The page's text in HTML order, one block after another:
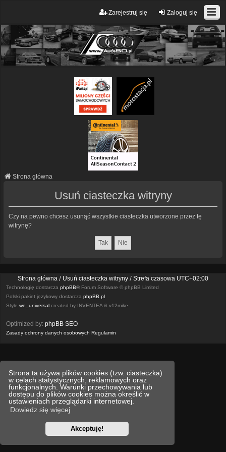
Strona ta używa plików cookies (tzw. ciasteczka)
w celach statystycznych, reklamowych oraz
funkcjonalnych. Warunki przechowywania lub
dostępu do plików cookies można określić w
ustawieniach przeglądarki internetowej.
Dowiedz się więcej
Akceptuję!
Zaloguj się
Zarejestruj się
Strona główna
Usuń ciasteczka witryny
Czy na pewno chcesz usunąć wszystkie ciasteczka utworzone przez tę
witrynę?
Strona główna Usuń ciasteczka witryny Strefa czasowa UTC+02:00
Technologię dostarcza phpBB® Forum Software © phpBB Limited
Polski pakiet językowy dostarcza phpBB.pl
Style we_universal created by INVENTEA & v12mike
Optimized by: phpBB SEO
Zasady ochrony danych osobowych Regulamin